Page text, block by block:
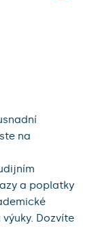
na
a poplatky
Dozvíte